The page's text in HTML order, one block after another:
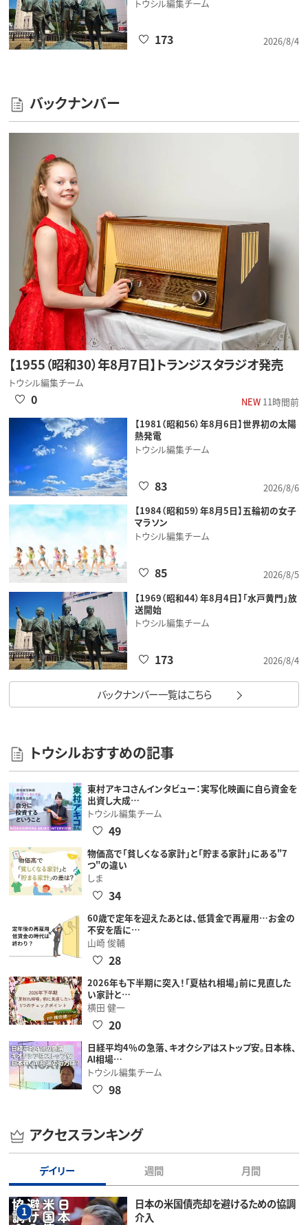
トウシル編集チーム
2026/8/4
173
バックナンバー
【1955（昭和30）年8月7日】トランジスタラジオ発売
トウシル編集チーム
NEW11時間前
0
【1981（昭和56）年8月6日】世界初の太陽
熱発電
トウシル編集チーム
2026/8/6
83
【1984（昭和59）年8月5日】五輪初の女子
マラソン
トウシル編集チーム
2026/8/5
85
【1969（昭和44）年8月4日】「水戸黄門」放
送開始
トウシル編集チーム
2026/8/4
173
バックナンバー一覧はこちら
トウシルおすすめの記事
東村アキコさんインタビュー：実写化映画に自ら資金を
出資し大成…
トウシル編集チーム
49
物価高で「貧しくなる家計」と「貯まる家計」にある"7
つ"の違い
しま
34
60歳で定年を迎えたあとは、低賃金で再雇用…お金の
不安を盾に…
山崎 俊輔
28
2026年も下半期に突入！「夏枯れ相場」前に見直した
い家計と…
横田 健一
20
日経平均4％の急落、キオクシアはストップ安。日本株、
AI相場…
トウシル編集チーム
98
アクセスランキング
デイリー 週間 月間
1
日本の米国債売却を避けるための協調
介入